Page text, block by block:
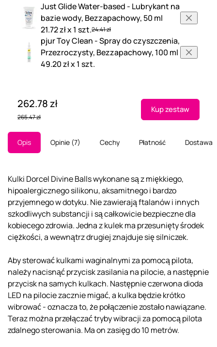
Just Glide Water-based - Lubrykant na
bazie wody, Bezzapachowy, 50 ml
21.72 zł x 1 szt.24.41 zł
pjur Toy Clean - Spray do czyszczenia,
Przezroczysty, Bezzapachowy, 100 ml
49.20 zł x 1 szt.
262.78 zł
265.47 zł
Kup zestaw
Opis Opinie 7 Cechy Płatność Dostawa
Kulki Dorcel Divine Balls wykonane są z miękkiego,
hipoalergicznego silikonu, aksamitnego i bardzo
przyjemnego w dotyku. Nie zawierają ftalanów i innych
szkodliwych substancji i są całkowicie bezpieczne dla
kobiecego zdrowia. Jedna z kulek ma przesunięty środek
ciężkości, a wewnątrz drugiej znajduje się silniczek.
Aby sterować kulkami waginalnymi za pomocą pilota,
należy nacisnąć przycisk zasilania na pilocie, a następnie
przycisk na samych kulkach. Następnie czerwona dioda
LED na pilocie zacznie migać, a kulka będzie krótko
wibrować - oznacza to, że połączenie zostało nawiązane.
Teraz można przełączać tryby wibracji za pomocą pilota
zdalnego sterowania. Ma on zasięg do 10 metrów.